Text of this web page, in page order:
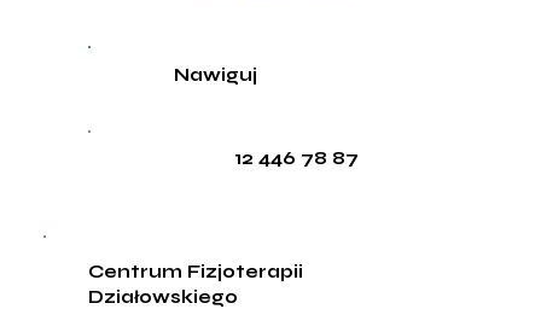
12 446 78 87
Nawiguj
Centrum Fizjoterapii
Działowskiego